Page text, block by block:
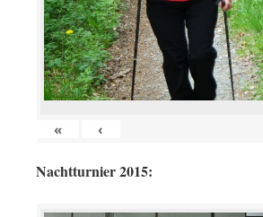
« ‹
Nachtturnier 2015: